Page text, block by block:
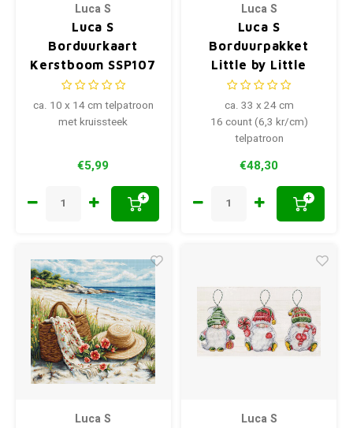
Luca S
Luca S
Borduurkaart
Kerstboom SSP107
ca. 10 x 14 cm telpatroon
met kruissteek
€5,99
+
Luca S
Luca S
Borduurpakket
Little by Little
Blooming
ca. 33 x 24 cm
16 count (6,3 kr/cm)
telpatroon
€48,30
+
Luca S Luca S